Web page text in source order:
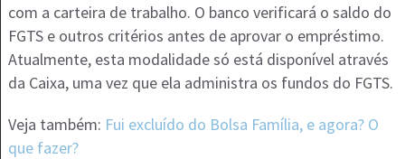
com a carteira de trabalho. O banco verificará o saldo do
FGTS e outros critérios antes de aprovar o empréstimo.
Atualmente, esta modalidade só está disponível através
da Caixa, uma vez que ela administra os fundos do FGTS​​.
Veja também: Fui excluído do Bolsa Família, e agora? O
que fazer?